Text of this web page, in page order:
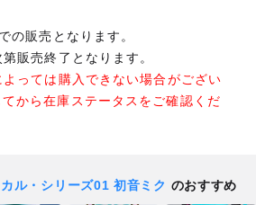
の販売となります。
販売終了となります。
っては購入できない場合がござい
から在庫ステータスをご確認くだ
ル・シリーズ01 初音ミク のおすすめ